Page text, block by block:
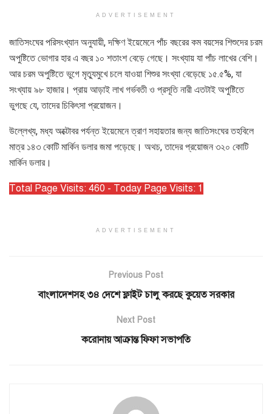
ADVERTISEMENT
জাতিসংঘের পরিসংখ্যান অনুযায়ী, দক্ষিণ ইয়েমেনে পাঁচ বছরের কম বয়সের শিশুদের চরম
অপুষ্টিতে ভোগার হার এ বছর ১০ শতাংশ বেড়ে গেছে। সংখ্যায় যা পাঁচ লাখের বেশি।
আর চরম অপুষ্টিতে ভুগে মৃত্যুমুখে চলে যাওয়া শিশুর সংখ্যা বেড়েছে ১৫.৫%, যা
সংখ্যায় ৯৮ হাজার। প্রায় আড়াই লাখ গর্ভবতী ও প্রসূতি নারী এতটাই অপুষ্টিতে
ভুগছে যে, তাদের চিকিৎসা প্রয়োজন।
উল্লেখ্য, মধ্য অক্টোবর পর্যন্ত ইয়েমেনে ত্রাণ সহায়তার জন্য জাতিসংঘের তহবিলে
মাত্র ১৪৩ কোটি মার্কিন ডলার জমা পড়েছে। অথচ, তাদের প্রয়োজন ৩২০ কোটি
মার্কিন ডলার।
Total Page Visits: 460 - Today Page Visits: 1
ADVERTISEMENT
Previous Post
বাংলাদেশসহ ৩৪ দেশে ফ্লাইট চালু করছে কুয়েত সরকার
Next Post
করোনায় আক্রান্ত ফিফা সভাপতি